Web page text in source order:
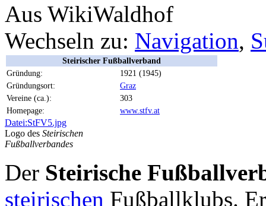
Aus WikiWaldhof
Wechseln zu: Navigation,
Steirischer Fußballverband
Gründung:
1921 (1945)
Gründungsort:
Graz
Vereine (ca.):
303
Homepage:
www.stfv.at
Datei:StFV5.jpg
Logo des Steirischen
Fußballverbandes
Der Steirische
steirischen Fußballklubs.